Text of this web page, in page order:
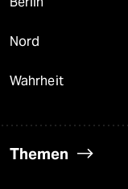
Nord
Wahrheit
Themen